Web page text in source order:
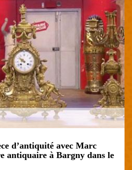
d’antiquité avec Marc
antiquaire à Bargny dans le